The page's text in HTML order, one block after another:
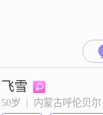
飞雪
50岁  |  内蒙古呼伦贝尔